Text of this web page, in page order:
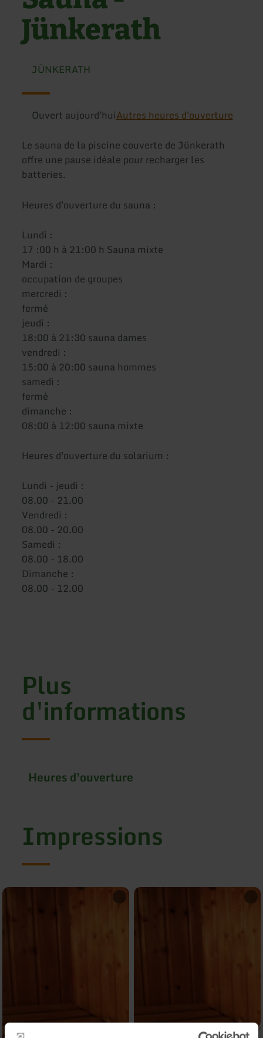
Jünkerath
JÜNKERATH
Ouvert aujourd'huiAutres heures d'ouverture
Le sauna de la piscine couverte de Jünkerath
offre une pause idéale pour recharger les
batteries.
Heures d'ouverture du sauna :
Lundi :
17 :00 h à 21:00 h Sauna mixte
Mardi :
occupation de groupes
mercredi :
fermé
jeudi :
18:00 à 21:30 sauna dames
vendredi :
15:00 à 20:00 sauna hommes
samedi :
fermé
dimanche :
08:00 à 12:00 sauna mixte
Heures d'ouverture du solarium :
Lundi - jeudi :
08.00 - 21.00
Vendredi :
08.00 - 20.00
Samedi :
08.00 - 18.00
Dimanche :
08.00 - 12.00
Plus
d'informations
Heures d'ouverture
Impressions